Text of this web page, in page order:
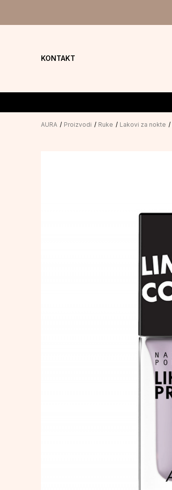
KONTAKT
AURA Proizvodi Ruke Lakovi za nokte